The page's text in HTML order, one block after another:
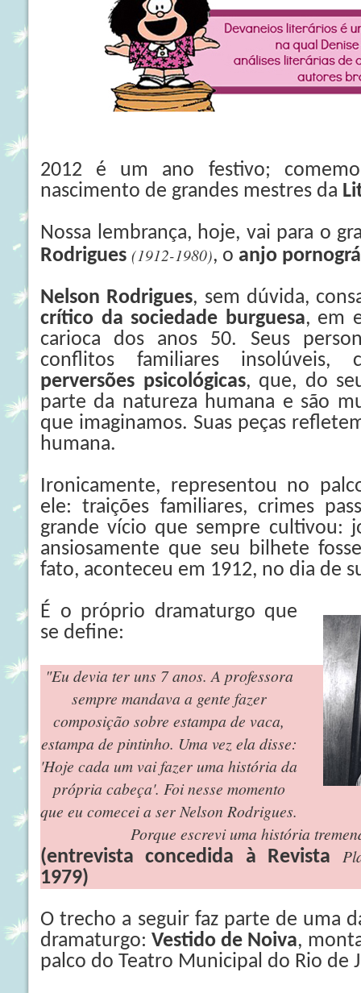
2012 é um ano festivo;
nascimento de grandes mestres da
Nossa lembrança, hoje, vai para o
Rodrigues (1912-1980), o anjo
Nelson Rodrigues, sem dúvida,
crítico da sociedade burguesa, em
carioca dos anos 50. Seus
conflitos familiares insolúveis,
perversões psicológicas, que, do
parte da natureza humana e são
que imaginamos. Suas peças
humana.
Ironicamente, representou no
ele: traições familiares, crimes
grande vício que sempre cultivou:
ansiosamente que seu bilhete
fato, aconteceu em 1912, no dia de
É o próprio dramaturgo que
se define:
"Eu devia ter uns 7 anos. A professora
sempre mandava a gente fazer
composição sobre estampa de vaca,
estampa de pintinho. Uma vez ela disse:
'Hoje cada um vai fazer uma história da
própria cabeça'. Foi nesse momento
que eu comecei a ser Nelson Rodrigues.
Porque escrevi uma história
(entrevista concedida à Revista
1979)
O trecho a seguir faz parte de uma
dramaturgo:Vestido de Noiva,
palco do Teatro Municipal do Rio de